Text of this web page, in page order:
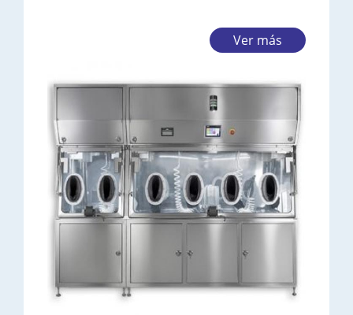
Ver más